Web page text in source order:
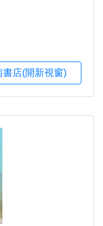
書店(開新視窗)